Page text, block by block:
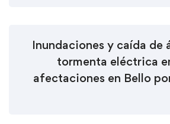
Inundaciones y caída de
tormenta eléctrica
afectaciones en Bello